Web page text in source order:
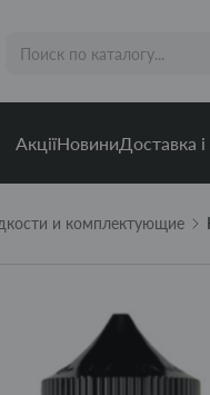
АкціїНовиниДоставка
и комплектующие